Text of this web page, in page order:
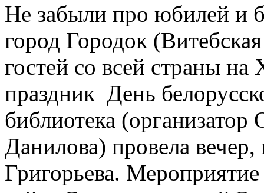
Не забыли про юбилей и
город Городок
гостей со всей страны
праздник День
библиотека (организатор
Данилова) провела
Григорьева.